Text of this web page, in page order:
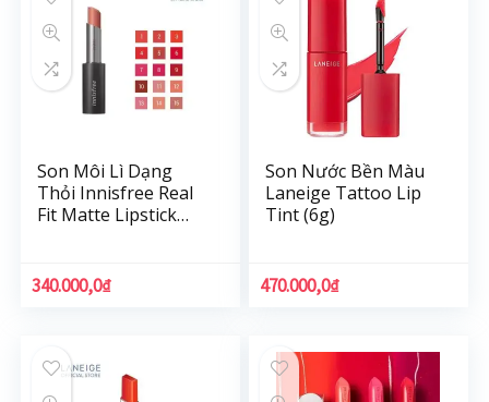
Son Môi Lì Dạng
Thỏi Innisfree Real
Fit Matte Lipstick
340.000,0₫
Son Nước Bền Màu
Laneige Tattoo Lip
Tint (6g)
470.000,0₫